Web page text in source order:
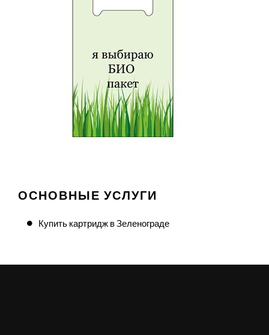
ОСНОВНЫЕ УСЛУГИ
Купить картридж в Зеленограде